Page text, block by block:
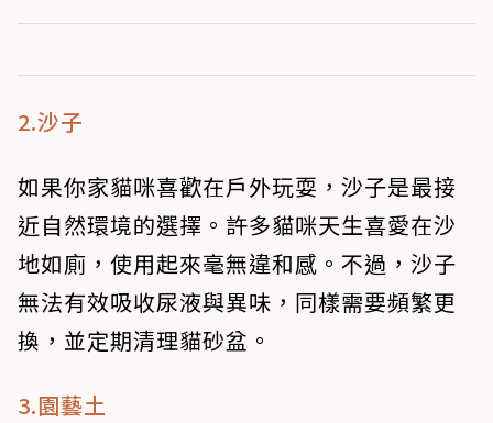
2.沙子
如果你家貓咪喜歡在戶外玩耍，沙子是最接
近自然環境的選擇。許多貓咪天生喜愛在沙
地如廁，使用起來毫無違和感。不過，沙子
無法有效吸收尿液與異味，同樣需要頻繁更
換，並定期清理貓砂盆。
3.園藝土